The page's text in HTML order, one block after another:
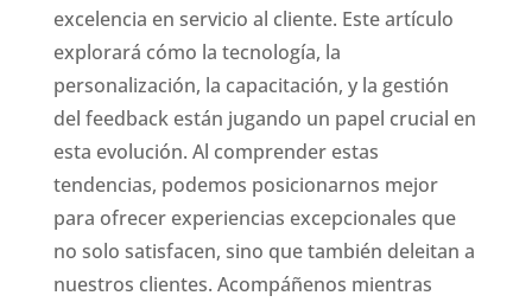
excelencia en servicio al cliente. Este artículo
explorará cómo la tecnología, la
personalización, la capacitación, y la gestión
del feedback están jugando un papel crucial en
esta evolución. Al comprender estas
tendencias, podemos posicionarnos mejor
para ofrecer experiencias excepcionales que
no solo satisfacen, sino que también deleitan a
nuestros clientes. Acompáñenos mientras